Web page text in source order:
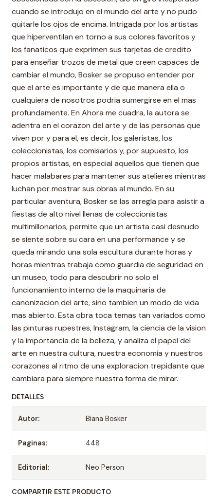
cuando se introdujo en el mundo del arte y no pudo
quitarle los ojos de encima. Intrigada por los artistas
que hiperventilan en torno a sus colores favoritos y
los fanaticos que exprimen sus tarjetas de credito
para enseñar trozos de metal que creen capaces de
cambiar el mundo, Bosker se propuso entender por
que el arte es importante y de que manera ella o
cualquiera de nosotros podria sumergirse en el mas
profundamente. En Ahora me cuadra, la autora se
adentra en el corazon del arte y de las personas que
viven por y para el, es decir, los galeristas, los
coleccionistas, los comisarios y, por supuesto, los
propios artistas, en especial aquellos que tienen que
hacer malabares para mantener sus atelieres mientras
luchan por mostrar sus obras al mundo. En su
particular aventura, Bosker se las arregla para asistir a
fiestas de alto nivel llenas de coleccionistas
multimillonarios, permite que un artista casi desnudo
se siente sobre su cara en una performance y se
queda mirando una sola escultura durante horas y
horas mientras trabaja como guardia de seguridad en
un museo, todo para descubrir no solo el
funcionamiento interno de la maquinaria de
canonizacion del arte, sino tambien un modo de vida
mas abierto. Esta obra toca temas tan variados como
las pinturas rupestres, Instagram, la ciencia de la vision
y la importancia de la belleza, y analiza el papel del
arte en nuestra cultura, nuestra economia y nuestros
corazones al ritmo de una exploracion trepidante que
cambiara para siempre nuestra forma de mirar.
DETALLES
Autor: Biana Bosker
Paginas: 448
Editorial: Neo Person
COMPARTIR ESTE PRODUCTO